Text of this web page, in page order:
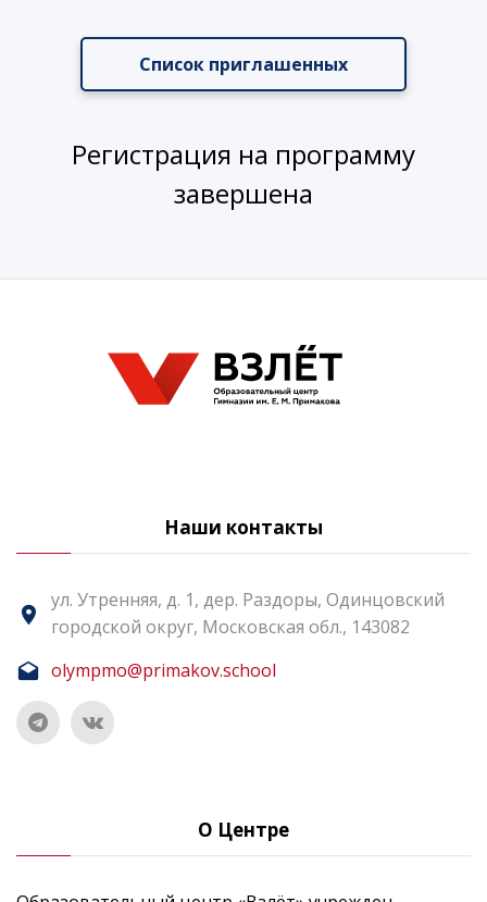
Список приглашенных
Регистрация на программу
завершена
Наши контакты
ул. Утренняя, д. 1, дер. Раздоры, Одинцовский
городской округ, Московская обл., 143082
olympmo@primakov.school
О Центре